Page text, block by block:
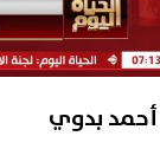
أحمد بدوي